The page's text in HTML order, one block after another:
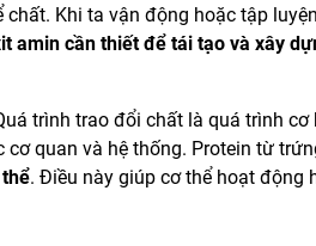
Khi ta vận động hoặc tập
amin cần thiết để tái tạo và xây
trình trao đổi chất là quá trình cơ
quan và hệ thống. Protein từ
. Điều này giúp cơ thể hoạt động